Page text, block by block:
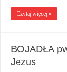
Czytaj więcej »
BOJADŁA
Jezus